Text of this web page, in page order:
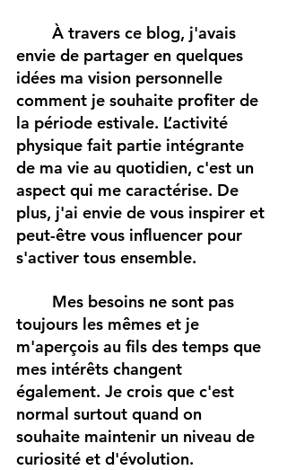
À travers ce blog, j'avais
envie de partager en quelques
idées ma vision personnelle
comment je souhaite profiter de
la période estivale. L’activité
physique fait partie intégrante
de ma vie au quotidien, c'est un
aspect qui me caractérise. De
plus, j'ai envie de vous inspirer et
peut-être vous influencer pour
s'activer tous ensemble.
Mes besoins ne sont pas
toujours les mêmes et je
m'aperçois au fils des temps que
mes intérêts changent
également. Je crois que c'est
normal surtout quand on
souhaite maintenir un niveau de
curiosité et d'évolution.